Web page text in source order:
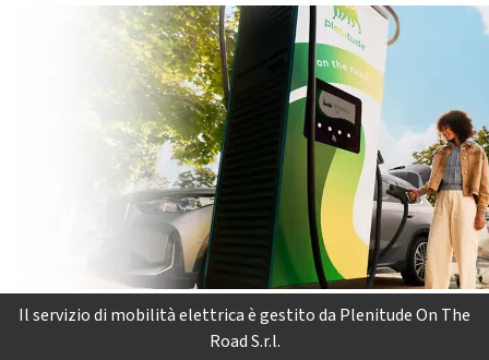
Il servizio di mobilità elettrica è gestito da Plenitude On The
Road S.r.l.